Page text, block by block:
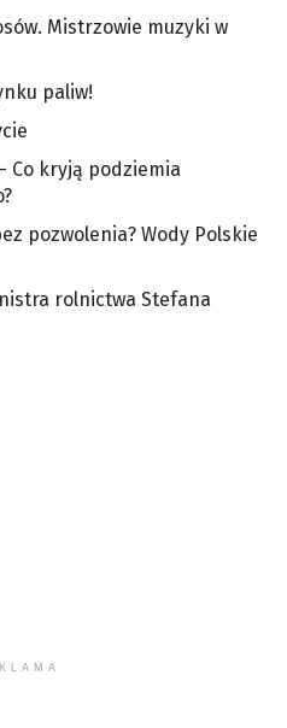
Mistrzowie muzyki w
paliw!
Co kryją podziemia
pozwolenia? Wody Polskie
rolnictwa Stefana